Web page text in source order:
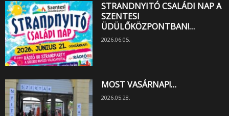
STRANDNYITÓ CSALÁDI NAP A
SZENTESI
ÜDÜLŐKÖZPONTBAN!…
2026.06.05.
MOST VASÁRNAP!…
2026.05.28.